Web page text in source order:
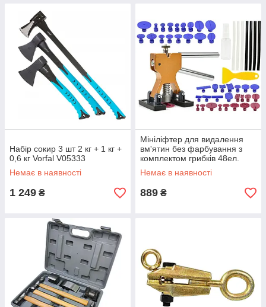
Набір сокир 3 шт 2 кг + 1 кг +
0,6 кг Vorfal V05333
Немає в наявності
1 249 ₴
Мініліфтер для видалення
вм'ятин без фарбування з
комплектом грибків 48ел.
Geko G02644
Немає в наявності
889 ₴